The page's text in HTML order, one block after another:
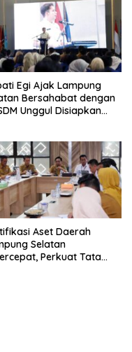
Egi Ajak Lampung
Bersahabat dengan
Unggul Disiapkan
Aset Daerah
Selatan
Perkuat Tata